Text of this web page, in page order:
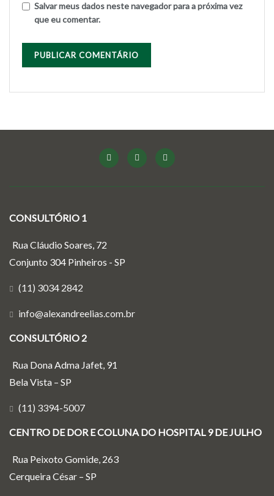
Salvar meus dados neste navegador para a próxima vez
que eu comentar.
CONSULTÓRIO 1
Rua Cláudio Soares, 72
Conjunto 304 Pinheiros - SP
(11) 3034 2842
info@alexandreelias.com.br
CONSULTÓRIO 2
Rua Dona Adma Jafet, 91
Bela Vista – SP
(11) 3394-5007
CENTRO DE DOR E COLUNA DO HOSPITAL 9 DE JULHO
Rua Peixoto Gomide, 263
Cerqueira César – SP